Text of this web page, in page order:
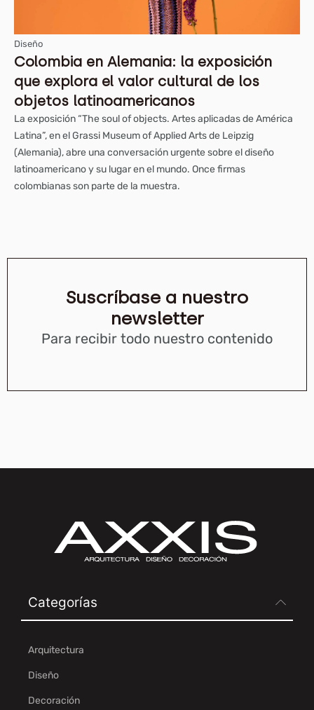
Diseño
Colombia en Alemania: la exposición
que explora el valor cultural de los
objetos latinoamericanos
La exposición “The soul of objects. Artes aplicadas de América
Latina”, en el Grassi Museum of Applied Arts de Leipzig
(Alemania), abre una conversación urgente sobre el diseño
latinoamericano y su lugar en el mundo. Once firmas
colombianas son parte de la muestra.
Suscríbase a nuestro
newsletter
Para recibir todo nuestro contenido
Categorías
Arquitectura
Diseño
Decoración